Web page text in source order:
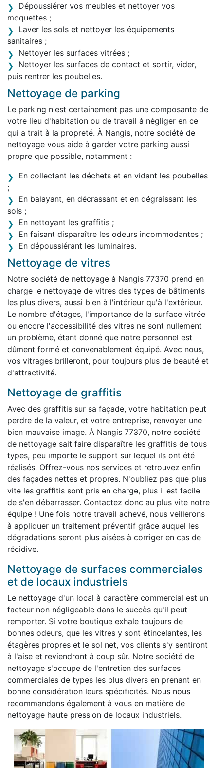
Dépoussiérer vos meubles et nettoyer vos
moquettes ;
Laver les sols et nettoyer les équipements
sanitaires ;
Nettoyer les surfaces vitrées ;
Nettoyer les surfaces de contact et sortir, vider,
puis rentrer les poubelles.
Nettoyage de parking
Le parking n'est certainement pas une composante de
votre lieu d'habitation ou de travail à négliger en ce
qui a trait à la propreté. À Nangis, notre société de
nettoyage vous aide à garder votre parking aussi
propre que possible, notamment :
En collectant les déchets et en vidant les poubelles
;
En balayant, en décrassant et en dégraissant les
sols ;
En nettoyant les graffitis ;
En faisant disparaître les odeurs incommodantes ;
En dépoussiérant les luminaires.
Nettoyage de vitres
Notre société de nettoyage à Nangis 77370 prend en
charge le nettoyage de vitres des types de bâtiments
les plus divers, aussi bien à l'intérieur qu'à l'extérieur.
Le nombre d'étages, l'importance de la surface vitrée
ou encore l'accessibilité des vitres ne sont nullement
un problème, étant donné que notre personnel est
dûment formé et convenablement équipé. Avec nous,
vos vitrages brilleront, pour toujours plus de beauté et
d'attractivité.
Nettoyage de graffitis
Avec des graffitis sur sa façade, votre habitation peut
perdre de la valeur, et votre entreprise, renvoyer une
bien mauvaise image. À Nangis 77370, notre société
de nettoyage sait faire disparaître les graffitis de tous
types, peu importe le support sur lequel ils ont été
réalisés. Offrez-vous nos services et retrouvez enfin
des façades nettes et propres. N'oubliez pas que plus
vite les graffitis sont pris en charge, plus il est facile
de s'en débarrasser. Contactez donc au plus vite notre
équipe ! Une fois notre travail achevé, nous veillerons
à appliquer un traitement préventif grâce auquel les
dégradations seront plus aisées à corriger en cas de
récidive.
Nettoyage de surfaces commerciales
et de locaux industriels
Le nettoyage d'un local à caractère commercial est un
facteur non négligeable dans le succès qu'il peut
remporter. Si votre boutique exhale toujours de
bonnes odeurs, que les vitres y sont étincelantes, les
étagères propres et le sol net, vos clients s'y sentiront
à l'aise et reviendront à coup sûr. Notre société de
nettoyage s'occupe de l'entretien des surfaces
commerciales de types les plus divers en prenant en
bonne considération leurs spécificités. Nous nous
recommandons également à vous en matière de
nettoyage haute pression de locaux industriels.